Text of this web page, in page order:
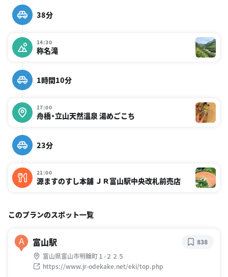
38分
14:30
称名滝
1時間10分
17:00
舟橋・立山天然温泉 湯めごこち
23分
21:00
源ますのすし本舗 ＪＲ富山駅中央改札前売店
このプランのスポット一覧
A 富山駅
富山県富山市明輪町１-２２５
https://www.jr-odekake.net/eki/top.php
838